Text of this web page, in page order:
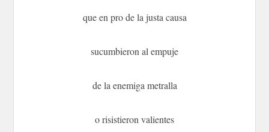
que en pro de la justa causa
sucumbieron al empuje
de la enemiga metralla
o risistieron valientes